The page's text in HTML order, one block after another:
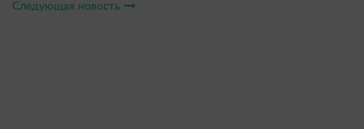
Следующая новость